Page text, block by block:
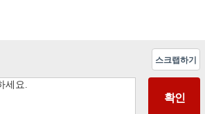
스크랩하기